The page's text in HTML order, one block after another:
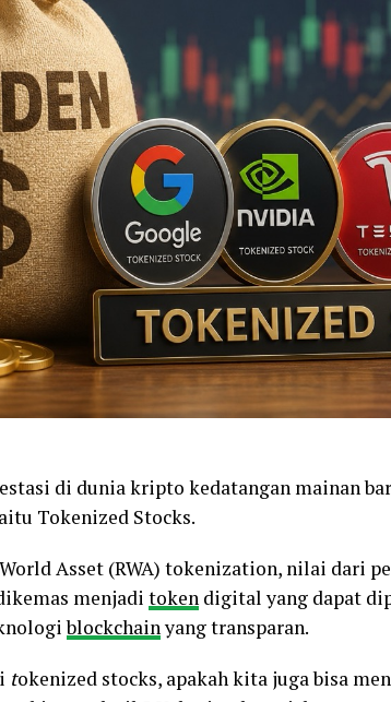
di dunia kripto kedatangan mainan
Tokenized Stocks.
Asset (RWA) tokenization, nilai dari
menjadi token digital yang dapat
blockchainyang transparan.
tokenized stocks, apakah kita juga bisa